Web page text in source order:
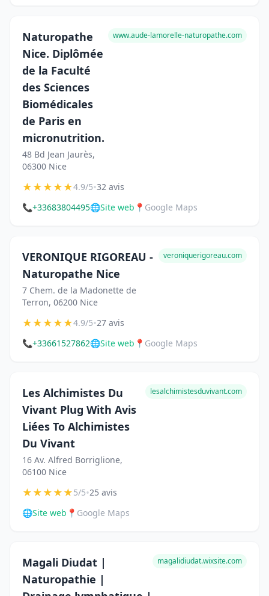
Naturopathe
Nice. Diplômée
de la Faculté
des Sciences
Biomédicales
de Paris en
micronutrition.
48 Bd Jean Jaurès,
06300 Nice
www.aude-lamorelle-naturopathe.com
★★★★★4.9/5•32 avis
📞+33683804495🌐Site web 📍 Google Maps
VERONIQUE RIGOREAU -
Naturopathe Nice
7 Chem. de la Madonette de
Terron, 06200 Nice
veroniquerigoreau.com
★★★★★4.9/5•27 avis
📞+33661527862🌐Site web 📍 Google Maps
Les Alchimistes Du
Vivant Plug With Avis
Liées To Alchimistes
Du Vivant
16 Av. Alfred Borriglione,
06100 Nice
lesalchimistesduvivant.com
★★★★★5/5•25 avis
🌐Site web 📍 Google Maps
Magali Diudat |
Naturopathie |
magalidiudat.wixsite.com